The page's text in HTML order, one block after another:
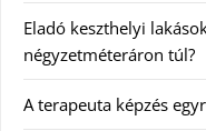
Eladó keszthelyi
négyzetméteráron túl?
A terapeuta képzés